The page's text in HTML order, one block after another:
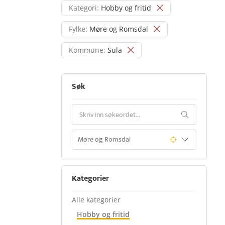
Kategori: Hobby og fritid
Fylke: Møre og Romsdal
Kommune: Sula
Søk
Kategorier
Alle kategorier
Hobby og fritid